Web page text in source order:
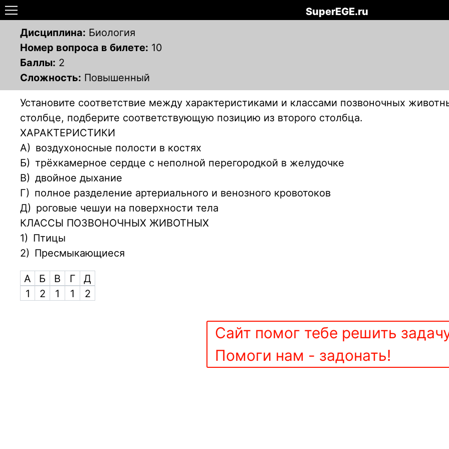
SuperEGE.ru
Дисциплина: Биология
Номер вопроса в билете: 10
Баллы: 2
Сложность: Повышенный
Установите соответствие между характеристиками и классами позвоночных
столбце, подберите соответствующую позицию из второго столбца.
ХАРАКТЕРИСТИКИ
А) воздухоносные полости в костях
Б) трёхкамерное сердце с неполной перегородкой в желудочке
В) двойное дыхание
Г) полное разделение артериального и венозного кровотоков
Д) роговые чешуи на поверхности тела
КЛАССЫ ПОЗВОНОЧНЫХ ЖИВОТНЫХ
1) Птицы
2) Пресмыкающиеся
А Б В Г
Д
1
2 1 1 2
Сайт помог тебе решить
Помоги нам - задонать!